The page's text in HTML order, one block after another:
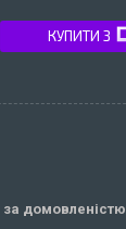
КУПИТИ З
за домовленістю